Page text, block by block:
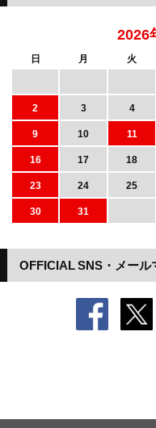
OFFICIAL SNS・メール
2026
日 月 火
2
3 4
9
10 11
16
17 18
23
24 25
30
31